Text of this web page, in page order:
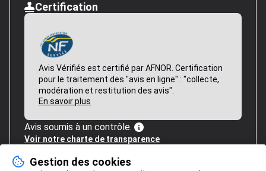
Certification
Avis Vérifiés est certifié par AFNOR. Certification
pour le traitement des "avis en ligne" : "collecte,
modération et restitution des avis".
En savoir plus
Avis soumis à un contrôle.
Voir notre charte de transparence
Gestion des cookies